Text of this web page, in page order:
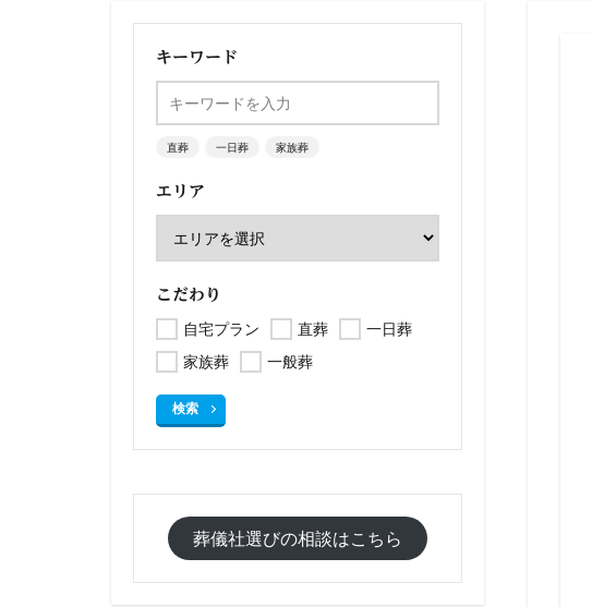
キーワード
直葬 一日葬 家族葬
エリア
こだわり
自宅プラン 直葬
一日葬
家族葬
一般葬
検索
葬儀社選びの相談はこちら